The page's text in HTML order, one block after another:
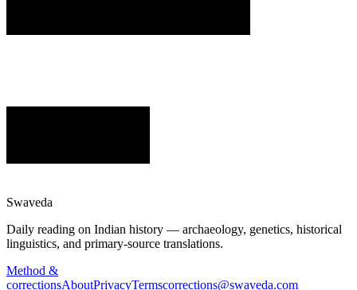
Swaveda
Daily reading on Indian history — archaeology, genetics, historical
linguistics, and primary-source translations.
Method &
correctionsAboutPrivacyTermscorrections@swaveda.com